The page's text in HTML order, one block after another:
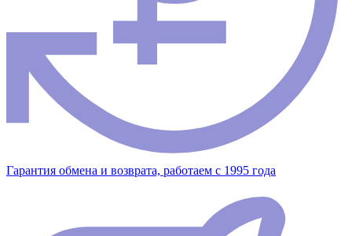
Гарантия обмена и возврата, работаем с 1995 года